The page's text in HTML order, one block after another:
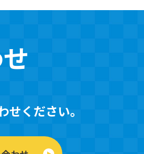
ください。